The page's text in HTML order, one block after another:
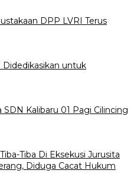
DPP LVRI Terus
Didedikasikan untuk
SDN Kalibaru 01 Pagi Cilincing
Tiba Di Eksekusi Jurusita
Diduga Cacat Hukum